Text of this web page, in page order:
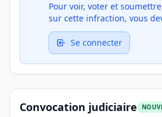
Pour voir, voter et
sur cette infraction, vous
Se connecter
Convocation judiciaire